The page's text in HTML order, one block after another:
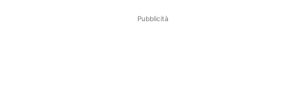
Pubblicità